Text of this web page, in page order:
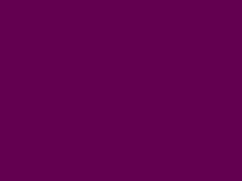
from the 3rd to the 26th of